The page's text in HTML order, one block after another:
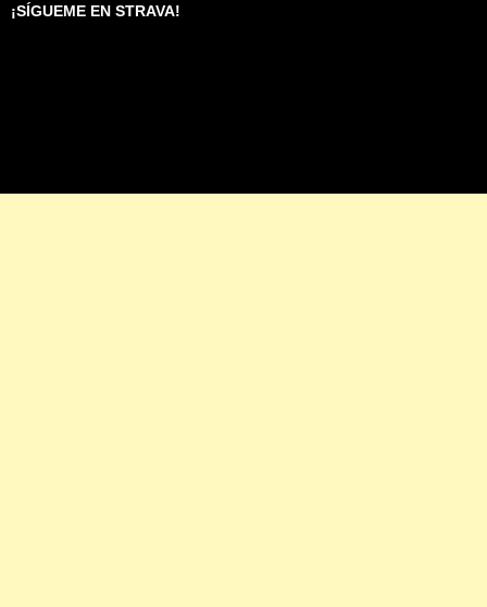
¡SÍGUEME EN STRAVA!